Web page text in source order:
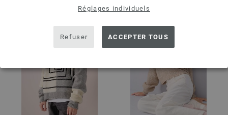
Réglages individuels
Refuser ACCEPTER TOUS